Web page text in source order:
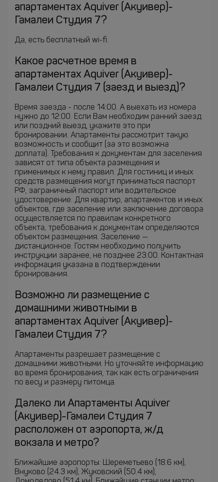
апартаментах Aquiver (Акуивер)-
Гамалеи Студия 7?
Да, есть бесплатный wi-fi.
Какое расчетное время в
апартаментах Aquiver (Акуивер)-
Гамалеи Студия 7 (заезд и выезд)?
Время заезда - после 14:00. А выехать из номера
нужно до 12:00. Если Вам необходим ранний заезд
или поздний выезд, укажите это при
бронировании. Апартаменты рассмотрит такую
возможность и сообщит (за это возможна
доплата). Требования к документам для заселения
зависят от типа объекта размещения и
применимых к нему правил. Для гостиниц и иных
средств размещения могут приниматься паспорт
РФ, заграничный паспорт или водительское
удостоверение. Для квартир, апартаментов и иных
объектов, где заселение или заключение договора
осуществляется по правилам конкретного
объекта, требования к документам определяются
объектом размещения. Заселение —
дистанционное. Гостям необходимо получить
инструкции заранее, не позднее 23:00. Контактная
информация указана в подтверждении
бронирования.
Возможно ли размещение с
домашними животными в
апартаментах Aquiver (Акуивер)-
Гамалеи Студия 7?
Апартаменты разрешает размещение с
домашними животными. Но уточняйте информацию
во время бронирования, так как есть ограничения
по весу и размеру питомца.
Далеко ли Апартаменты Aquiver
(Акуивер)-Гамалеи Студия 7
расположен от аэропорта, ж/д
вокзала и метро?
Ближайшие аэропорты: Шереметьево (18.6 км),
Внуково (24.3 км), Жуковский (50.4 км),